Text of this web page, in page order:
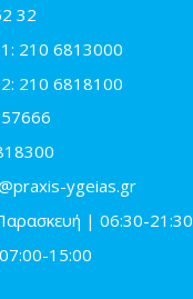
32
210 6813000
210 6818100
ygeias.gr
| 06:30-21:30
15:00